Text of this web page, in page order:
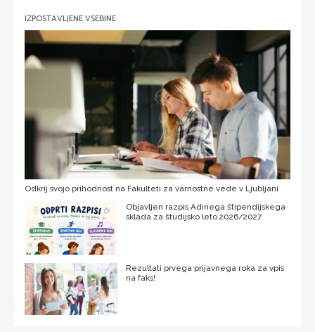
IZPOSTAVLJENE VSEBINE
Odkrij svojo prihodnost na Fakulteti za varnostne vede v Ljubljani
Objavljen razpis Adinega štipendijskega
sklada za študijsko leto 2026/2027
Rezultati prvega prijavnega roka za vpis
na faks!